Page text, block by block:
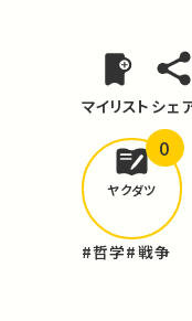
マイリスト シェ
ヤクダツ
0
#哲学#戦争